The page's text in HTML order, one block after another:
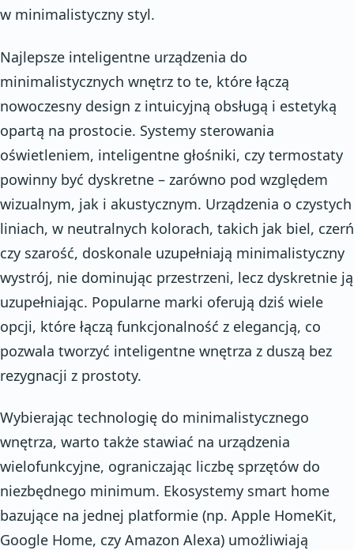
w minimalistyczny styl.
Najlepsze inteligentne urządzenia do
minimalistycznych wnętrz to te, które łączą
nowoczesny design z intuicyjną obsługą i estetyką
opartą na prostocie. Systemy sterowania
oświetleniem, inteligentne głośniki, czy termostaty
powinny być dyskretne – zarówno pod względem
wizualnym, jak i akustycznym. Urządzenia o czystych
liniach, w neutralnych kolorach, takich jak biel, czerń
czy szarość, doskonale uzupełniają minimalistyczny
wystrój, nie dominując przestrzeni, lecz dyskretnie ją
uzupełniając. Popularne marki oferują dziś wiele
opcji, które łączą funkcjonalność z elegancją, co
pozwala tworzyć inteligentne wnętrza z duszą bez
rezygnacji z prostoty.
Wybierając technologię do minimalistycznego
wnętrza, warto także stawiać na urządzenia
wielofunkcyjne, ograniczając liczbę sprzętów do
niezbędnego minimum. Ekosystemy smart home
bazujące na jednej platformie (np. Apple HomeKit,
Google Home, czy Amazon Alexa) umożliwiają